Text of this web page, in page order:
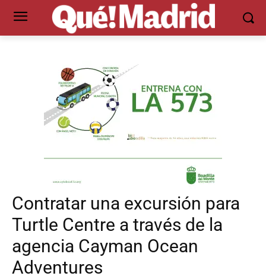
Contratar una excursión para
Turtle Centre a través de la
agencia Cayman Ocean
Adventures